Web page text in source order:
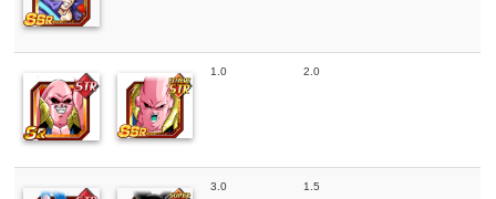
1.0 2.0
3.0 1.5